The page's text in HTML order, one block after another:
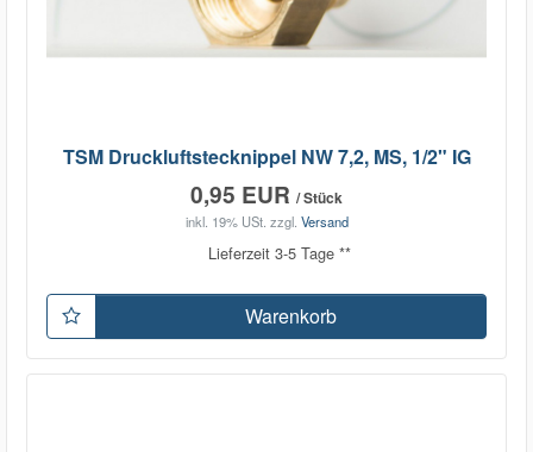
TSM Druckluftstecknippel NW 7,2, MS, 1/2" IG
0,95 EUR / Stück
inkl. 19% USt. zzgl. Versand
Lieferzeit 3-5 Tage **
Warenkorb